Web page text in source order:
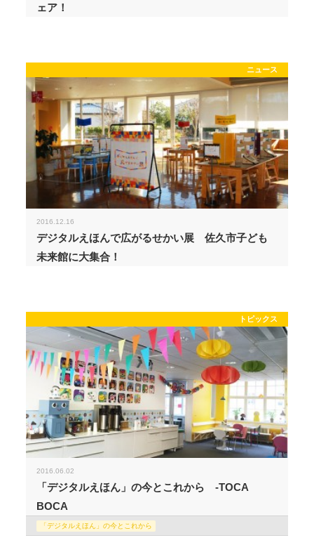
ェア！
ニュース
2016.12.16
デジタルえほんで広がるせかい展 佐久市子ども
未来館に大集合！
トピックス
2016.06.02
「デジタルえほん」の今とこれから -TOCA
BOCA
「デジタルえほん」の今とこれから